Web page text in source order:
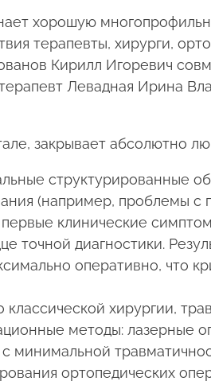
хорошую
терапевты, хирурги,
Кирилл Игоревич
Левадная Ирина
закрывает абсолютно
структурированные
(например, проблемы с
клинические
точной диагностики.
оперативно, что
хирургии,
методы: лазерные
минимальной
ортопедических